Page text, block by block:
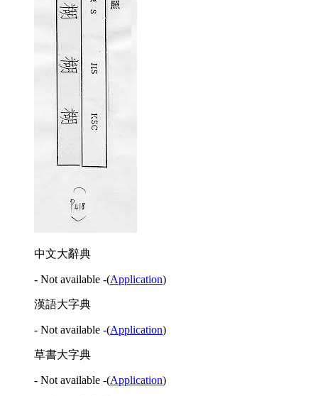
中文大辭典
- Not available -(Application)
漢語大字典
- Not available -(Application)
草書大字典
- Not available -(Application)